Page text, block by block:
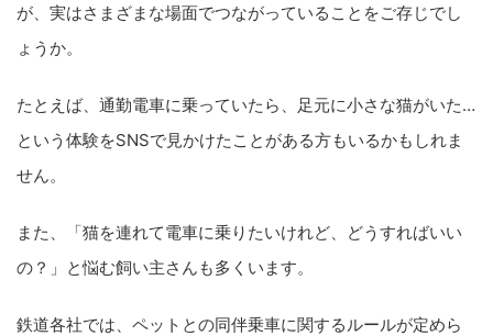
が、実はさまざまな場面でつながっていることをご存じでし
ょうか。
たとえば、通勤電車に乗っていたら、足元に小さな猫がいた…
という体験をSNSで見かけたことがある方もいるかもしれま
せん。
また、「猫を連れて電車に乗りたいけれど、どうすればいい
の？」と悩む飼い主さんも多くいます。
鉄道各社では、ペットとの同伴乗車に関するルールが定めら